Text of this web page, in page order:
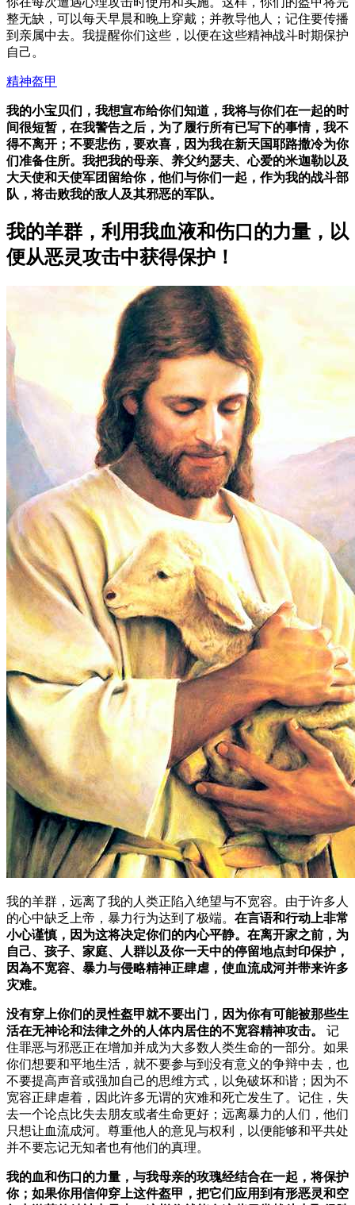
整无缺，可以每天早晨和晚上穿戴；并教导他人；记住要传播
到亲属中去。我提醒你们这些，以便在这些精神战斗时期保护
自己。
精神盔甲
我的小宝贝们，我想宣布给你们知道，我将与你们在一起的时
间很短暂，在我警告之后，为了履行所有已写下的事情，我不
得不离开；不要悲伤，要欢喜，因为我在新天国耶路撒冷为你
们准备住所。我把我的母亲、养父约瑟夫、心爱的米迦勒以及
大天使和天使军团留给你，他们与你们一起，作为我的战斗部
队，将击败我的敌人及其邪恶的军队。
我的羊群，利用我血液和伤口的力量，以
便从恶灵攻击中获得保护！
我的羊群，远离了我的人类正陷入绝望与不宽容。由于许多人
的心中缺乏上帝，暴力行为达到了极端。 在言语和行动上非常
小心谨慎，因为这将决定你们的内心平静。在离开家之前，为
自己、孩子、家庭、人群以及你一天中的停留地点封印保护，
因為不宽容、暴力与侵略精神正肆虐，使血流成河并带来许多
灾难。
没有穿上你们的灵性盔甲就不要出门，因为你有可能被那些生
活在无神论和法律之外的人体内居住的不宽容精神攻击。
记
住罪恶与邪恶正在增加并成为大多数人类生命的一部分。如果
你们想要和平地生活，就不要参与到没有意义的争辩中去，也
不要提高声音或强加自己的思维方式，以免破坏和谐；因为不
宽容正肆虐着，因此许多无谓的灾难和死亡发生了。记住，失
去一个论点比失去朋友或者生命更好；远离暴力的人们，他们
只想让血流成河。尊重他人的意见与权利，以便能够和平共处
并不要忘记无知者也有他们的真理。
我的血和伤口的力量，与我母亲的玫瑰经结合在一起，将保护
你；如果你用信仰穿上这件盔甲，把它们应用到有形恶灵和空